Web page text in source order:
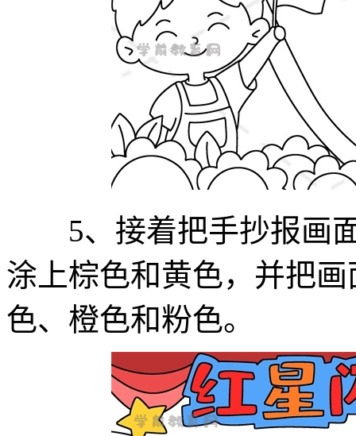
5、接着把手抄报画面
涂上棕色和黄色，并把
色、橙色和粉色。